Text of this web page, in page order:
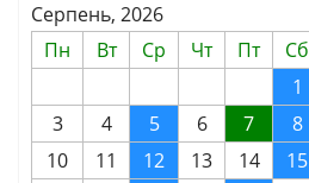
Серпень, 2026
Пн
Вт Ср Чт Пт Сб
1
3
4 5 6 7 8
10
11 12 13 14 15